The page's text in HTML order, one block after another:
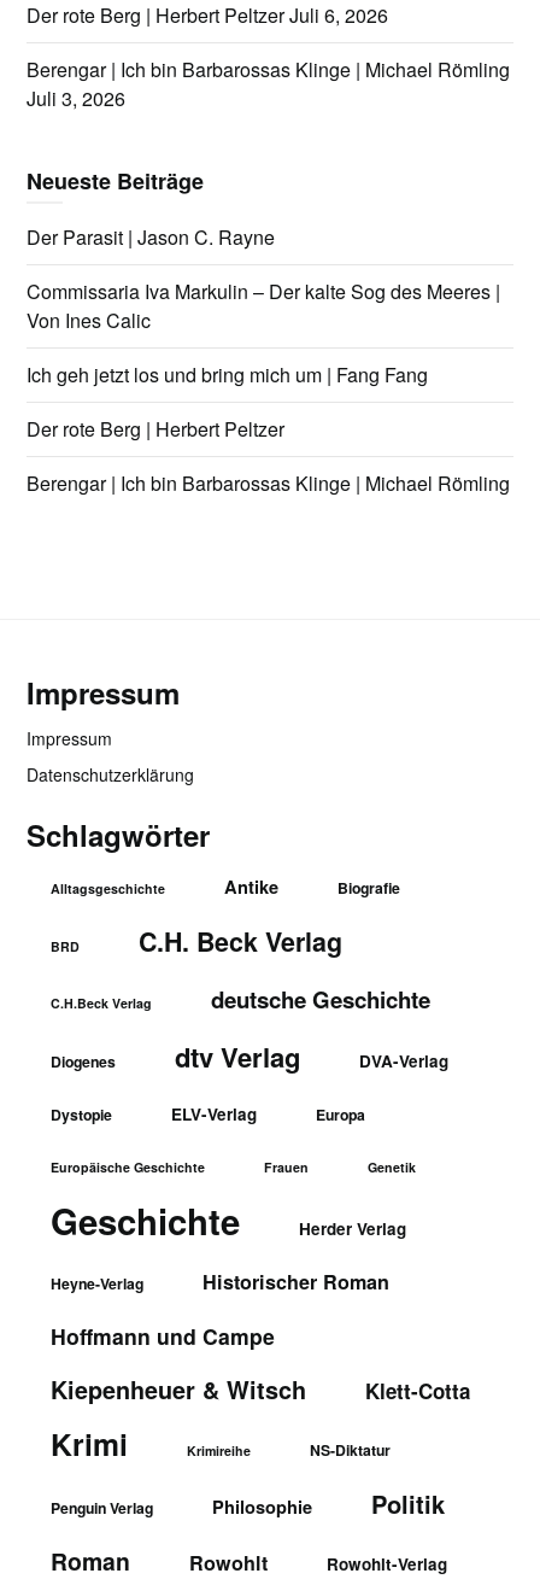
Der rote Berg | Herbert PeltzerJuli 6, 2026
Berengar | Ich bin Barbarossas Klinge | Michael Römling
Juli 3, 2026
Neueste Beiträge
Der Parasit | Jason C. Rayne
Commissaria Iva Markulin – Der kalte Sog des Meeres |
Von Ines Calic
Ich geh jetzt los und bring mich um | Fang Fang
Der rote Berg | Herbert Peltzer
Berengar | Ich bin Barbarossas Klinge | Michael Römling
Impressum
Impressum
Datenschutzerklärung
Schlagwörter
Alltagsgeschichte Antike Biografie
BRD C.H. Beck Verlag
C.H.Beck Verlag deutsche Geschichte
Diogenes dtv Verlag DVA-Verlag
Dystopie ELV-Verlag Europa
Europäische Geschichte Frauen Genetik
Geschichte Herder Verlag
Heyne-Verlag Historischer Roman
Hoffmann und Campe
Kiepenheuer & Witsch Klett-Cotta
Krimi Krimireihe NS-Diktatur
Penguin Verlag Philosophie Politik
Roman Rowohlt Rowohlt-Verlag